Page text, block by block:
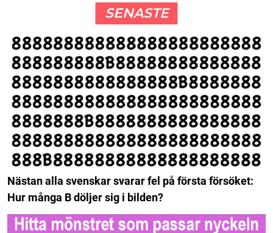
SENASTE
Nästan alla svenskar svarar fel på första försöket:
Hur många B döljer sig i bilden?